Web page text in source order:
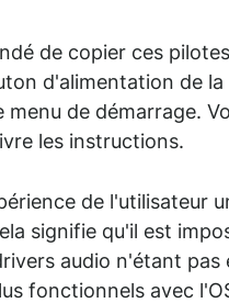
de copier ces
d'alimentation de
de démarrage.
les instructions.
de l'utilisateur
signifie qu'il est
audio n'étant
fonctionnels avec